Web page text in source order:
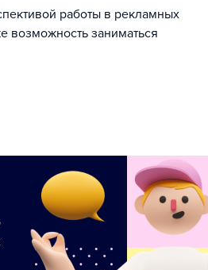
работы в рекламных
возможность заниматься